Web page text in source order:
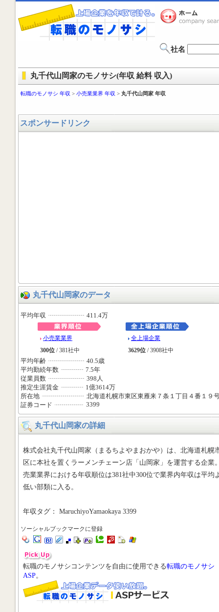
社名
丸千代山岡家のモノサシ(年収 給料 収入)
転職のモノサシ 年収 > 小売業業界 年収 > 丸千代山岡家 年収
スポンサードリンク
丸千代山岡家のデータ
平均年収 411.4万
小売業業界
300位 / 381社中
全上場企業
3629位 / 3908社中
平均年齢
40.5歳
平均勤続年数
7.5年
従業員数
398人
推定生涯賃金
1億3614万
所在地
北海道札幌市東区東雁来７条１丁目４番１９
証券コード
3399
丸千代山岡家の詳細
株式会社丸千代山岡家（まるちよやまおかや）は、北海道札幌
区に本社を置くラーメンチェーン店「山岡家」を運営する企業
売業業界における年収順位は381社中300位で業界内年収は平均
低い部類に入る。
年収タグ： MaruchiyoYamaokaya 3399
ソーシャルブックマークに登録
転職のモノサシコンテンツを自由に使用できる転職のモノサシ
ASP。